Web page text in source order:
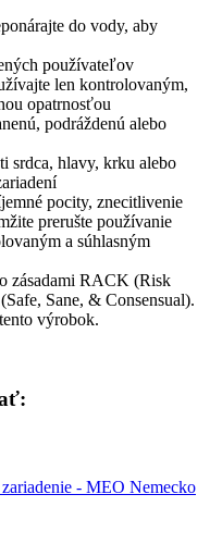
do vody, aby
používateľov
len kontrolovaným,
opatrnosťou
podráždenú alebo
srdca, hlavy, krku alebo
pocity, znecitlivenie
prerušte používanie
a súhlasným
zásadami RACK (Risk
Sane, & Consensual).
výrobok.